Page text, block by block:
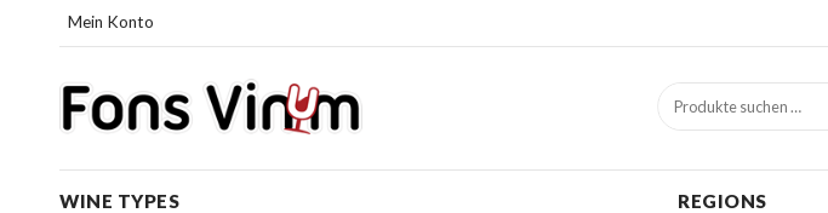
Mein Konto
WINE TYPES REGIONS